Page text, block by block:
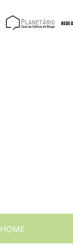
HOME